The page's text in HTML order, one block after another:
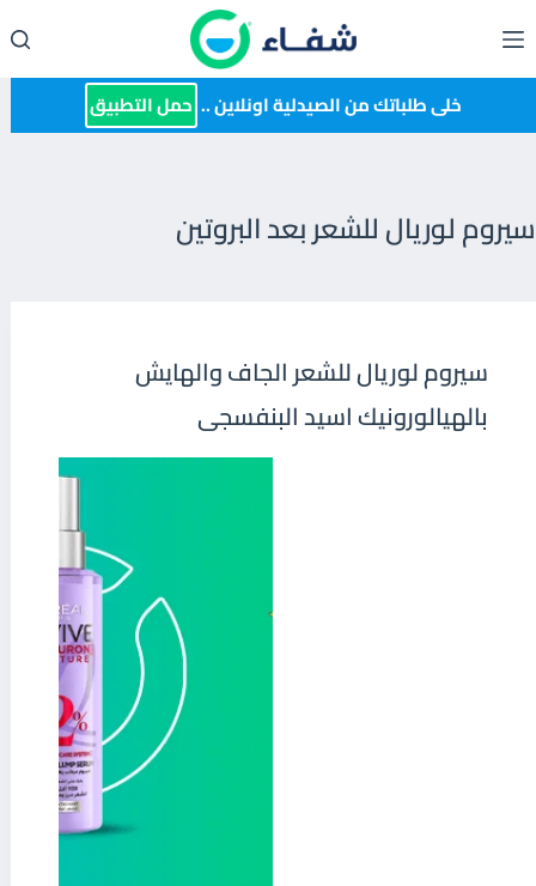
إلى
المحتوى خلى طلباتك من الصيدلية اونلاين .. حمل التطبيق
سيروم لوريال للشعر بعد البروتين
سيروم لوريال للشعر الجاف والهايش
بالهيالورونيك اسيد البنفسجى